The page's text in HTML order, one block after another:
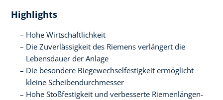
Highlights
Hohe Wirtschaftlichkeit
Die Zuverlässigkeit des Riemens verlängert die
Lebensdauer der Anlage
Die besondere Biegewechselfestigkeit ermöglicht
kleine Scheibendurchmesser
Hohe Stoßfestigkeit und verbesserte Riemenlängen-